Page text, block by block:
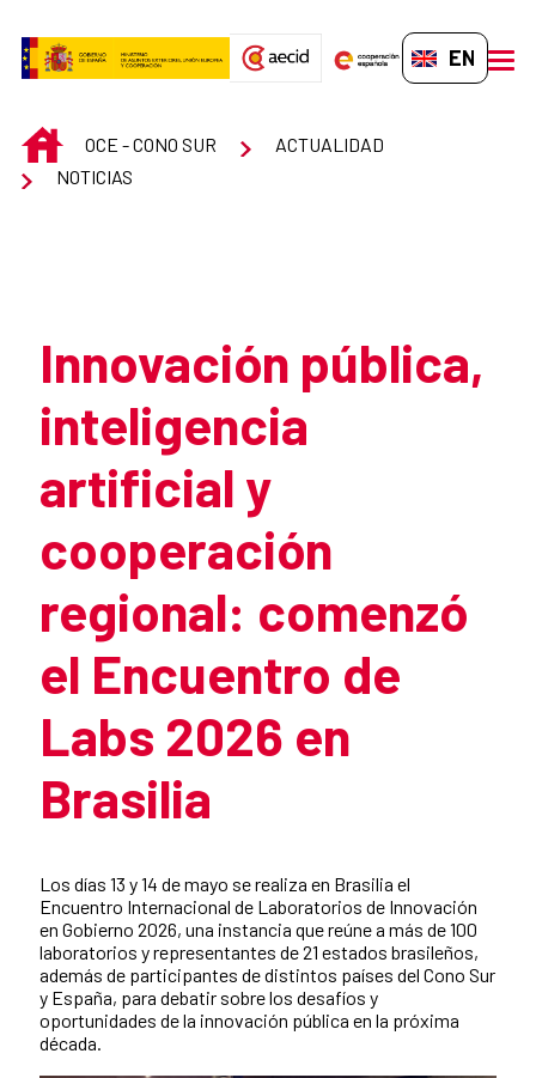
EN-GB
INICIOOCE - CONO SUR
ACTUALIDAD
NOTICIAS
Innovación pública,
inteligencia
artificial y
cooperación
regional: comenzó
el Encuentro de
Labs 2026 en
Brasilia
Los días 13 y 14 de mayo se realiza en Brasilia el
Encuentro Internacional de Laboratorios de Innovación
en Gobierno 2026, una instancia que reúne a más de 100
laboratorios y representantes de 21 estados brasileños,
además de participantes de distintos países del Cono Sur
y España, para debatir sobre los desafíos y
oportunidades de la innovación pública en la próxima
década.